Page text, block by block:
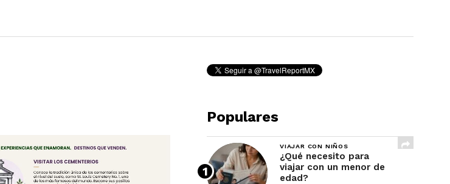
Populares
VIAJAR CON NIÑOS
¿Qué necesito para
viajar con un menor de
edad?